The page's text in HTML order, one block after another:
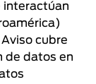
interactúan
cubre
de datos en